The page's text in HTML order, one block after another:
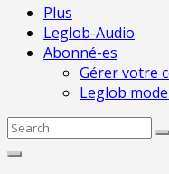
Plus
Leglob-Audio
Abonné-es
Gérer votre
Leglob
Search